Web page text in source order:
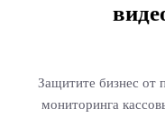
Защитите бизнес
мониторинга